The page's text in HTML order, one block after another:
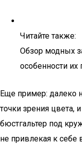
Читайте также:
Обзор модных
особенности
Еще пример: далеко
точки зрения цвета,
бюстгальтер под
не привлекая к себе